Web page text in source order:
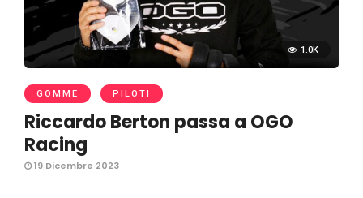
1.0K
GOMME PILOTI
Riccardo Berton passa a OGO
Racing
19 Dicembre 2023